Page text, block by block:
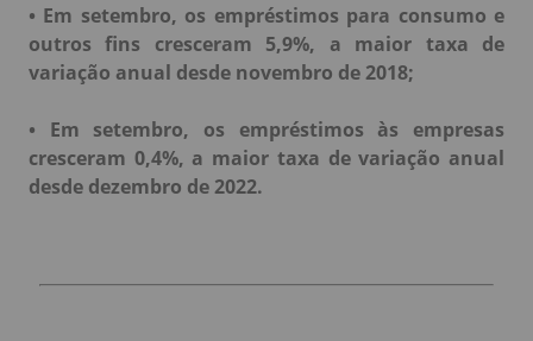
• Em setembro, os empréstimos para consumo e
outros fins cresceram 5,9%, a maior taxa de
variação anual desde novembro de 2018;
• Em setembro, os empréstimos às empresas
cresceram 0,4%, a maior taxa de variação anual
desde dezembro de 2022.